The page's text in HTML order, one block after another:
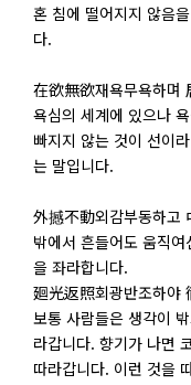
혼 침에 떨어지지 않음
다.
在欲無欲재욕무욕하며
욕심의 세계에 있으나
빠지지 않는 것이 선이
는 말입니다.
外撼不動외감부동하고
밖에서 흔들어도 움직
을 좌라합니다.
廻光返照회광반조하야
보통 사람들은 생각이
라갑니다. 향기가 나면
따라갑니다. 이런 것을